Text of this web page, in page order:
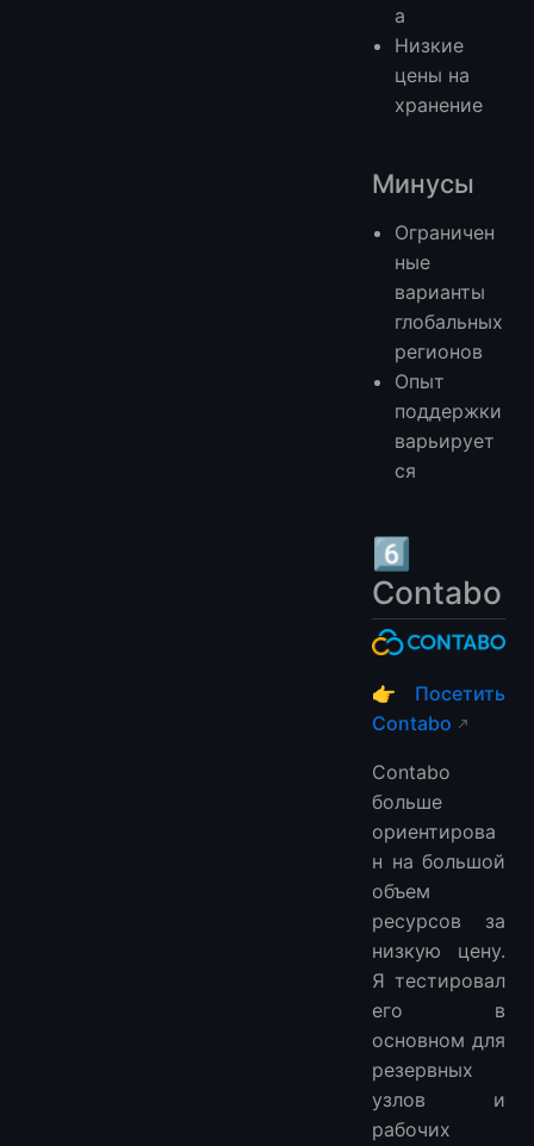
а
Низкие
цены на
хранение
Минусы
Ограничен
ные
варианты
глобальных
регионов
Опыт
поддержки
варьирует
ся
6️⃣
Contabo
👉 Посетить
Contabo
Contabo
больше
ориентирова
н на большой
объем
ресурсов за
низкую цену.
Я тестировал
его в
основном для
резервных
узлов и
рабочих